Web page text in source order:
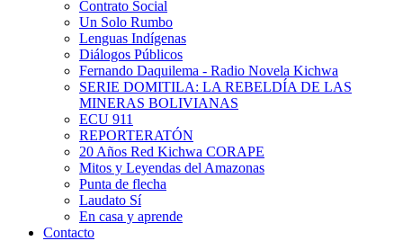
Contrato Social
Un Solo Rumbo
Lenguas Indígenas
Diálogos Públicos
Fernando Daquilema - Radio Novela Kichwa
SERIE DOMITILA: LA REBELDÍA DE LAS
MINERAS BOLIVIANAS
ECU 911
REPORTERATÓN
20 Años Red Kichwa CORAPE
Mitos y Leyendas del Amazonas
Punta de flecha
Laudato Sí
En casa y aprende
Contacto